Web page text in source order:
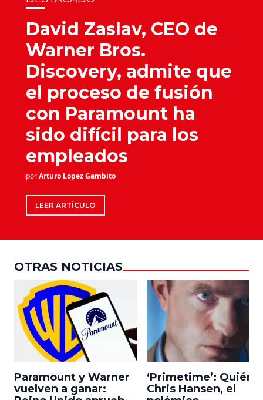
David Zaslav, CEO de
Warner Bros.
Discovery, admite que
el proceso de fusión
con Paramount ha
sido difícil para los
empleados
porArturo Lopez Gambito
LEER ARTÍCULO
OTRAS NOTICIAS
Paramount y Warner
vuelven a ganar:
‘Primetime’: Quién
Chris Hansen, el